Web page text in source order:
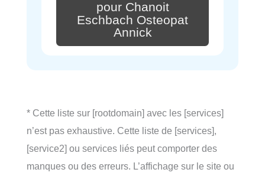
pour Chanoit
Eschbach Osteopat
Annick
* Cette liste sur [rootdomain] avec les [services]
n’est pas exhaustive. Cette liste de [services],
[service2] ou services liés peut comporter des
manques ou des erreurs. L’affichage sur le site ou